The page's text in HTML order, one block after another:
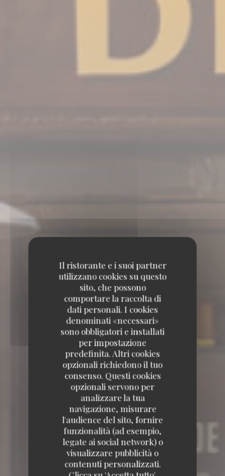
Il ristorante e i suoi partner
utilizzano cookies su questo
sito, che possono
comportare la raccolta di
dati personali. I cookies
denominati «necessari»
sono obbligatori e installati
per impostazione
predefinita. Altri cookies
opzionali richiedono il tuo
consenso. Questi cookies
opzionali servono per
analizzare la tua
navigazione, misurare
l'audience del sito, fornire
funzionalità (ad esempio,
legate ai social network) o
visualizzare pubblicità o
contenuti personalizzati.